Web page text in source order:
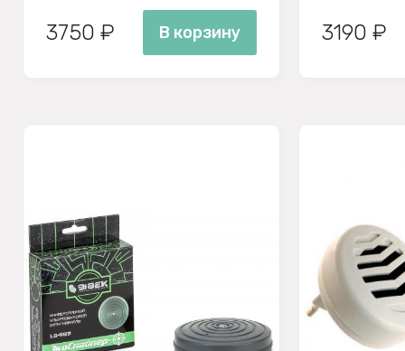
3750 ₽ В корзину 3190 ₽